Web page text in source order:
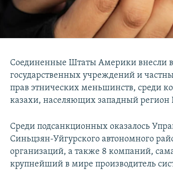
Соединенные Штаты Америки внесли
государственных учреждений и
прав этнических меньшинств, среди
казахи, населяющих западный регион
Среди подсанкционных оказалось
Синьцзян-Уйгурского автономного
организаций, а также 8 компаний,
крупнейший в мире производитель